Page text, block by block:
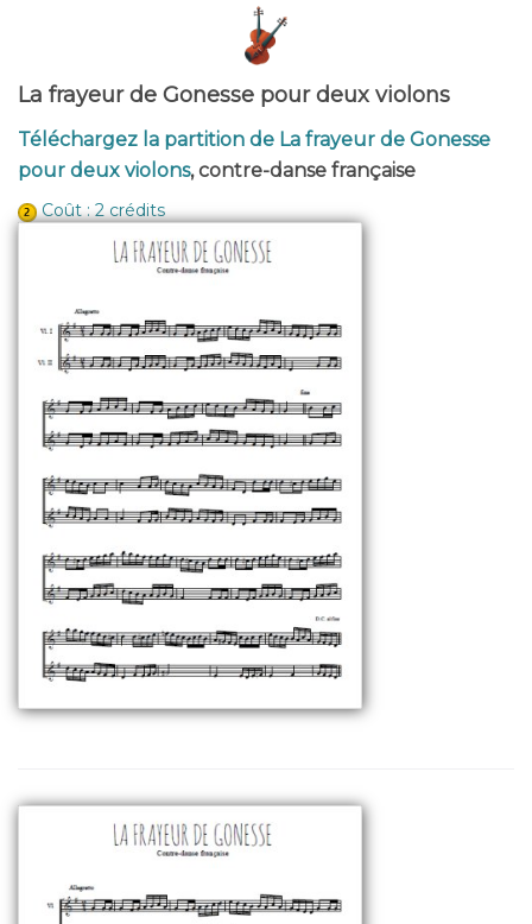
La frayeur de Gonesse pour deux violons
Téléchargez la partition de La frayeur de Gonesse
pour deux violons, contre-danse française
Coût : 2 crédits